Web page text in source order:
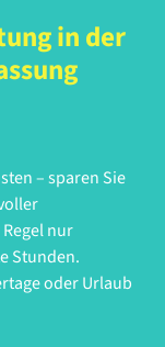
in der
– sparen Sie
nur
Stunden.
oder Urlaub